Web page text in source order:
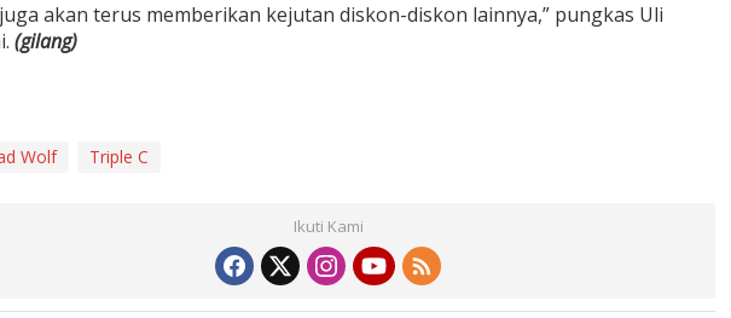
akan terus memberikan kejutan diskon-diskon lainnya,” pungkas Uli
(gilang)
Wolf Triple C
Ikuti Kami